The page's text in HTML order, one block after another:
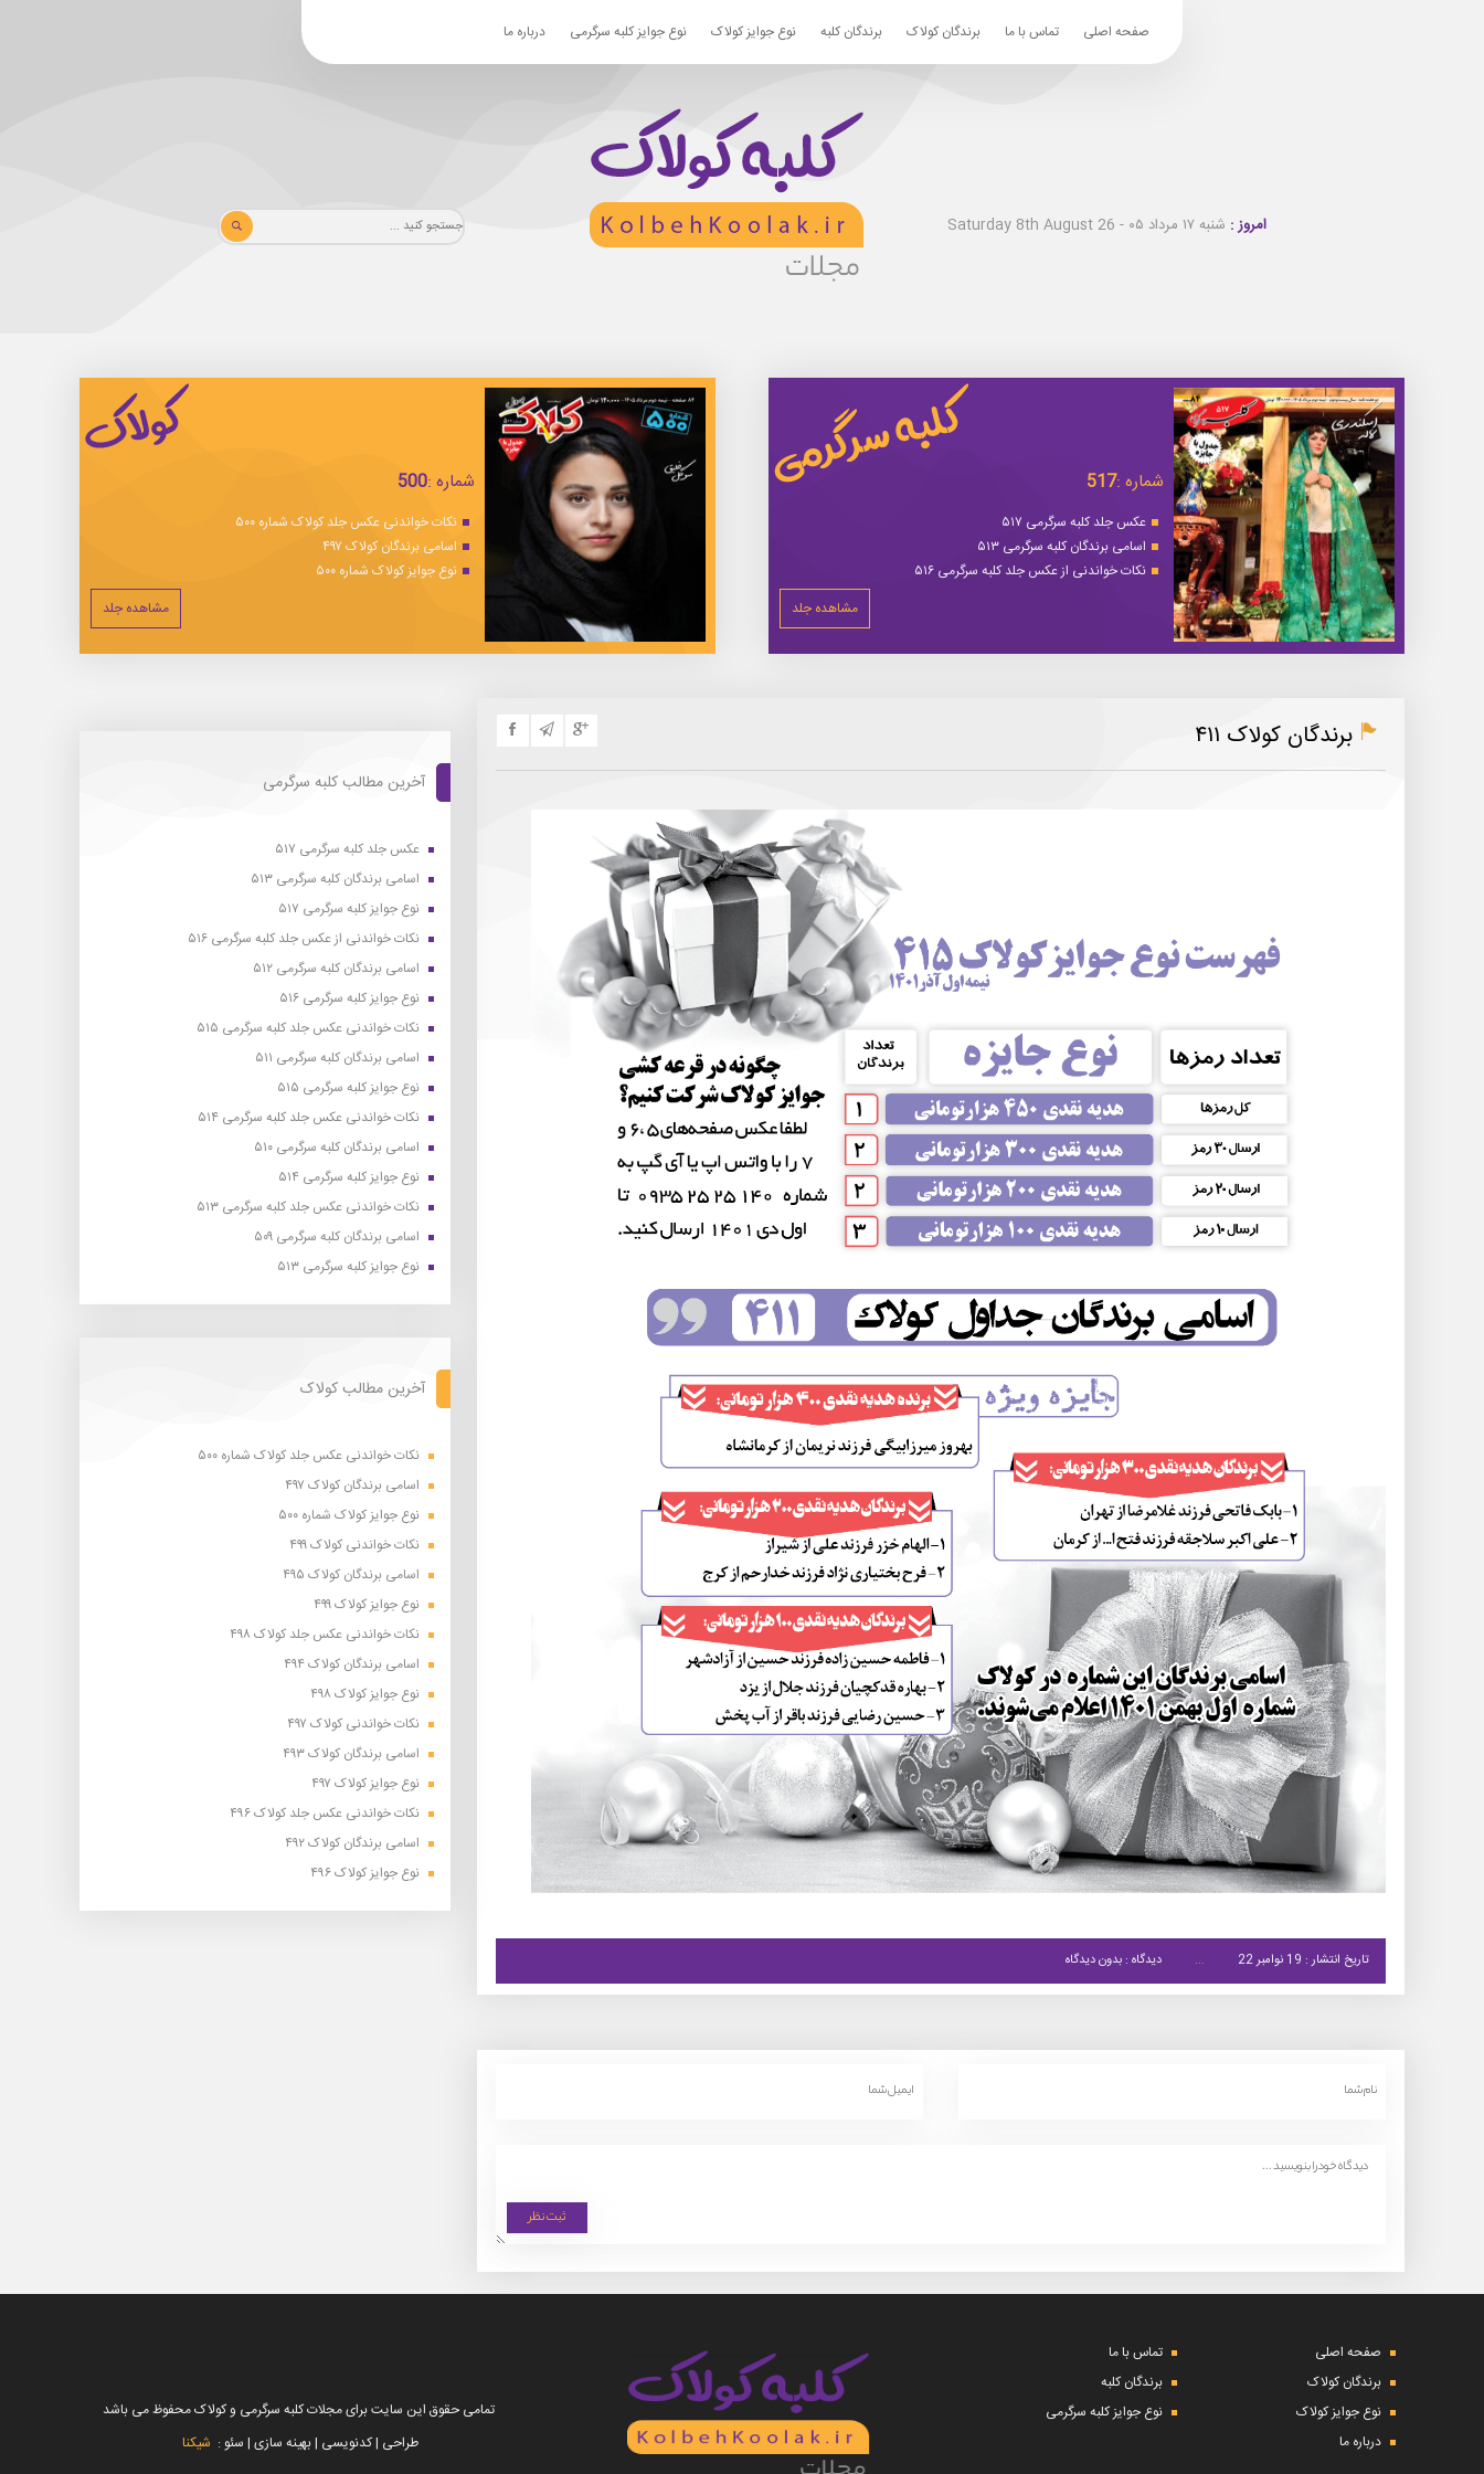
صفحه اصلی تماس با ما برندگان کولاک برندگان کلبه نوع جوایز کولاک نوع جوایز کلبه سرگرمی درباره ما
امروز : شنبه ۱۷ مرداد ۰۵ - Saturday 8th August 26
شماره :517
عکس جلد کلبه سرگرمی ۵۱۷
اسامی برندگان کلبه سرگرمی ۵۱۳
نکات خواندنی از عکس جلد کلبه سرگرمی ۵۱۶
مشاهده جلد
شماره :500
نکات خواندنی عکس جلد کولاک شماره ۵۰۰
اسامی برندگان کولاک ۴۹۷
نوع جوایز کولاک شماره ۵۰۰
مشاهده جلد
برندگان کولاک ۴۱۱
تاریخ انتشار : 19 نوامبر 22 دیدگاه : بدون دیدگاه
آخرین مطالب کلبه سرگرمی
عکس جلد کلبه سرگرمی ۵۱۷
اسامی برندگان کلبه سرگرمی ۵۱۳
نوع جوایز کلبه سرگرمی ۵۱۷
نکات خواندنی از عکس جلد کلبه سرگرمی ۵۱۶
اسامی برندگان کلبه سرگرمی ۵۱۲
نوع جوایز کلبه سرگرمی ۵۱۶
نکات خواندنی عکس جلد کلبه سرگرمی ۵۱۵
اسامی برندگان کلبه سرگرمی ۵۱۱
نوع جوایز کلبه سرگرمی ۵۱۵
نکات خواندنی عکس جلد کلبه سرگرمی ۵۱۴
اسامی برندگان کلبه سرگرمی ۵۱۰
نوع جوایز کلبه سرگرمی ۵۱۴
نکات خواندنی عکس جلد کلبه سرگرمی ۵۱۳
اسامی برندگان کلبه سرگرمی ۵۰۹
نوع جوایز کلبه سرگرمی ۵۱۳
آخرین مطالب کولاک
نکات خواندنی عکس جلد کولاک شماره ۵۰۰
اسامی برندگان کولاک ۴۹۷
نوع جوایز کولاک شماره ۵۰۰
نکات خواندنی کولاک ۴۹۹
اسامی برندگان کولاک ۴۹۵
نوع جوایز کولاک ۴۹۹
نکات خواندنی عکس جلد کولاک ۴۹۸
اسامی برندگان کولاک ۴۹۴
نوع جوایز کولاک ۴۹۸
نکات خواندنی کولاک ۴۹۷
اسامی برندگان کولاک ۴۹۳
نوع جوایز کولاک ۴۹۷
نکات خواندنی عکس جلد کولاک ۴۹۶
اسامی برندگان کولاک ۴۹۲
نوع جوایز کولاک ۴۹۶
صفحه اصلی
تماس با ما
برندگان کولاک
برندگان کلبه
نوع جوایز کولاک
نوع جوایز کلبه سرگرمی
درباره ما
تمامی حقوق این سایت برای مجلات کلبه سرگرمی و کولاک محفوظ می باشد
طراحی | کدنویسی | بهینه سازی | سئو : شیکنا